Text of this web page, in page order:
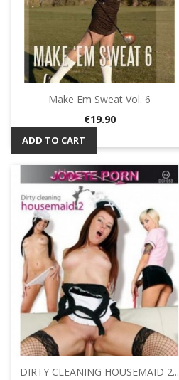
Make Em Sweat Vol. 6
Price
€19.90
ADD TO CART
DIRTY CLEANING HOUSEMAID 2...